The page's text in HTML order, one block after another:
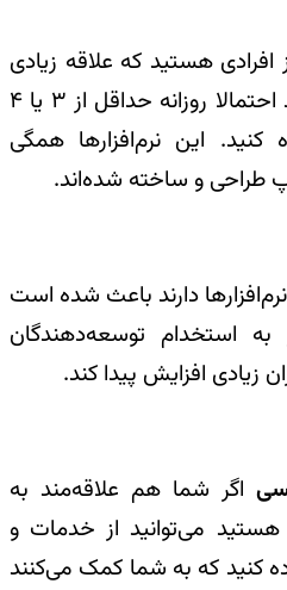
هستید که علاقه زیادی
به کارکردن با کامپیوتر دارید احتمالا روزانه حداقل از 3 یا 4
کنید. این نرم‌افزارها همگی
طراحی و ساخته شده‌اند.
دارند باعث شده است
استخدام توسعه‌دهندگان
زیادی افزایش پیدا کند.
اگر شما هم علاقه‌مند به
هستید می‌توانید از خدمات و
کنید که به شما کمک می‌کنند